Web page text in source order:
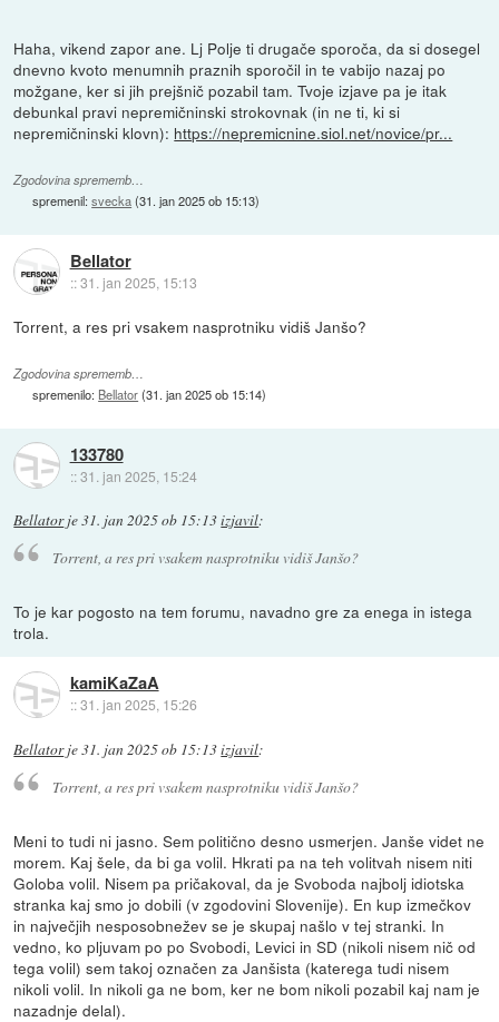
Haha, vikend zapor ane. Lj Polje ti drugače sporoča, da si dosegel
dnevno kvoto menumnih praznih sporočil in te vabijo nazaj po
možgane, ker si jih prejšnič pozabil tam. Tvoje izjave pa je itak
debunkal pravi nepremičninski strokovnak (in ne ti, ki si
nepremičninski klovn): https://nepremicnine.siol.net/novice/pr...
Zgodovina sprememb…
spremenil:svecka(31. jan 2025 ob 15:13)
Bellator
::31. jan 2025, 15:13
Torrent, a res pri vsakem nasprotniku vidiš Janšo?
Zgodovina sprememb…
spremenilo: Bellator(31. jan 2025 ob 15:14)
133780
::31. jan 2025, 15:24
Bellatorje31. jan 2025 ob 15:13izjavil:
Torrent, a res pri vsakem nasprotniku vidiš Janšo?
To je kar pogosto na tem forumu, navadno gre za enega in istega
trola.
kamiKaZaA
::31. jan 2025, 15:26
Bellatorje31. jan 2025 ob 15:13izjavil:
Torrent, a res pri vsakem nasprotniku vidiš Janšo?
Meni to tudi ni jasno. Sem politično desno usmerjen. Janše videt ne
morem. Kaj šele, da bi ga volil. Hkrati pa na teh volitvah nisem niti
Goloba volil. Nisem pa pričakoval, da je Svoboda najbolj idiotska
stranka kaj smo jo dobili (v zgodovini Slovenije). En kup izmečkov
in največjih nesposobnežev se je skupaj našlo v tej stranki. In
vedno, ko pljuvam po po Svobodi, Levici in SD (nikoli nisem nič od
tega volil) sem takoj označen za Janšista (katerega tudi nisem
nikoli volil. In nikoli ga ne bom, ker ne bom nikoli pozabil kaj nam je
nazadnje delal).